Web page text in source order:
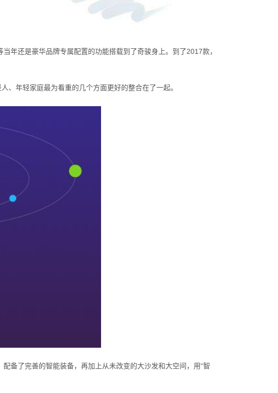
年还是豪华品牌专属配置的功能搭载到了奇骏身上。到了2017款，
、年轻家庭最为看重的几个方面更好的整合在了一起。
备了完善的智能装备，再加上从未改变的大沙发和大空间，用“智